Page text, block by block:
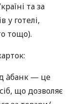
та за
у готелі,
тощо).
àбанк — це
що дозволяє